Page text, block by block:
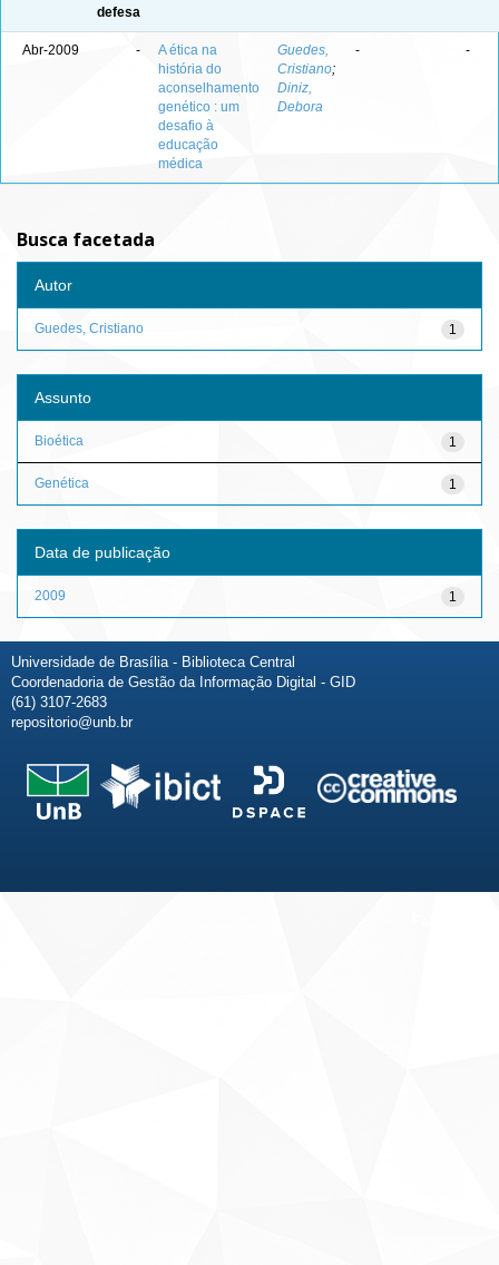
defesa
Abr-2009 -
A ética na
história do
aconselhamento
genético : um
desafio à
educação
médica
Guedes,
Cristiano;
Diniz,
Debora
- -
Busca facetada
Autor
1
Guedes, Cristiano
Assunto
1
Bioética
1
Genética
Data de publicação
1
2009
Universidade de Brasília - Biblioteca Central
Coordenadoria de Gestão da Informação Digital - GID
(61) 3107-2683
repositorio@unb.br